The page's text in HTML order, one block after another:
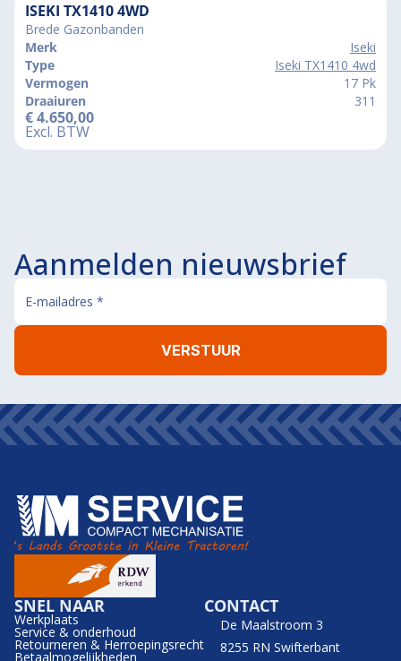
ISEKI TX1410 4WD
Brede Gazonbanden
Merk
Iseki
Type
Iseki TX1410 4wd
Vermogen
17 Pk
Draaiuren
311
€4.650,00
Excl. BTW
Aanmelden nieuwsbrief
SNEL NAAR
Werkplaats
Service & onderhoud
Retourneren & Herroepingsrecht
Betaalmogelijkheden
CONTACT
De Maalstroom 3
8255 RN Swifterbant